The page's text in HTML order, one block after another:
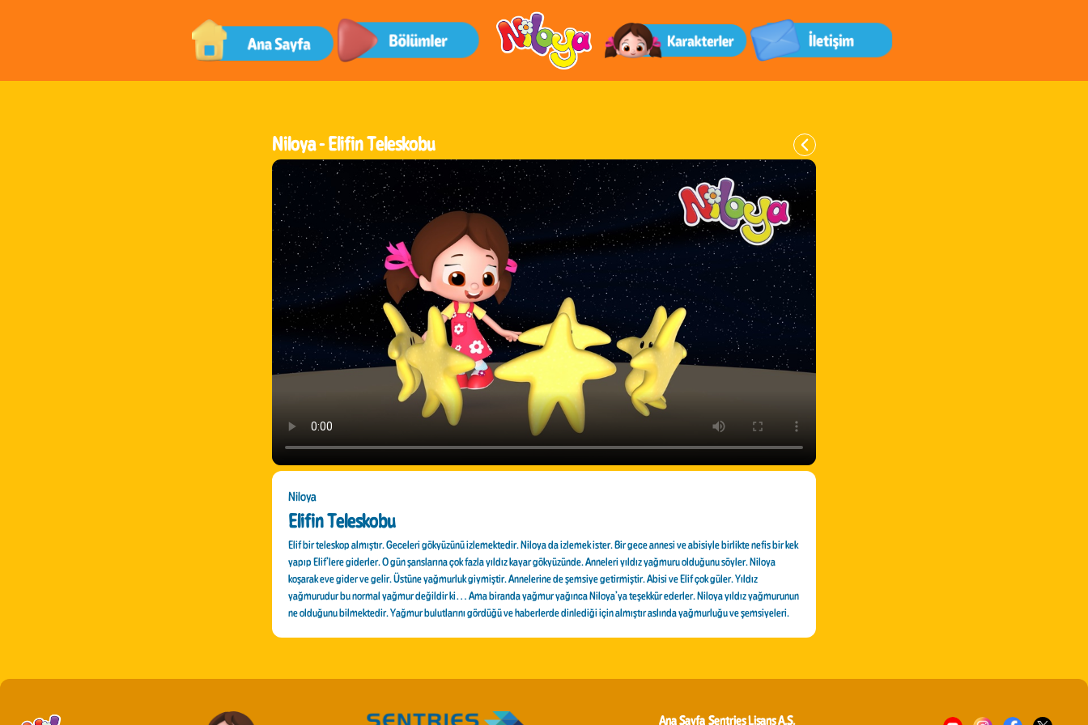
Niloya -Elifin Teleskobu
Niloya
Elifin Teleskobu
Elif bir teleskop almıştır. Geceleri gökyüzünü izlemektedir. Niloya da izlemek ister. Bir gece annesi ve abisiyle birlikte nefis bir kek
yapıp Elif’lere giderler. O gün şanslarına çok fazla yıldız kayar gökyüzünde. Anneleri yıldız yağmuru olduğunu söyler. Niloya
koşarak eve gider ve gelir. Üstüne yağmurluk giymiştir. Annelerine de şemsiye getirmiştir. Abisi ve Elif çok güler. Yıldız
yağmurudur bu normal yağmur değildir ki… Ama biranda yağmur yağınca Niloya’ya teşekkür ederler. Niloya yıldız yağmurunun
ne olduğunu bilmektedir. Yağmur bulutlarını gördüğü ve haberlerde dinlediği için almıştır aslında yağmurluğu ve şemsiyeleri.
Ana Sayfa Sentries Lisans A.Ş.